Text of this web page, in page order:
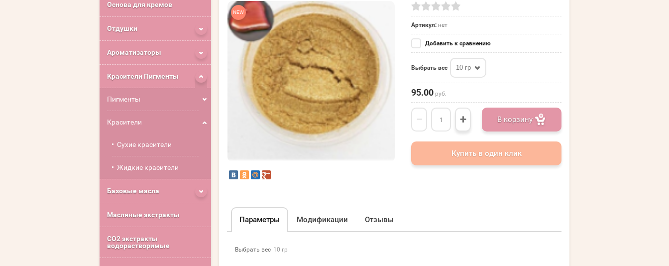
Основа для кремов
Отдушки
Ароматизаторы
Красители Пигменты
Пигменты
Красители
Сухие красители
Жидкие красители
Базовые масла
Масляные экстракты
СО2 экстракты
водорастворимые
NEW
Артикул: нет
Добавить к сравнению
Выбрать вес 10 гр
95.00 руб.
− + В корзину
Купить в один клик
Параметры Модификации Отзывы
Выбрать вес 10 гр